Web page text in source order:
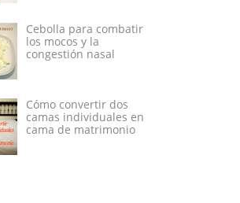
Cebolla para combatir
los mocos y la
congestión nasal
Cómo convertir dos
camas individuales en
cama de matrimonio